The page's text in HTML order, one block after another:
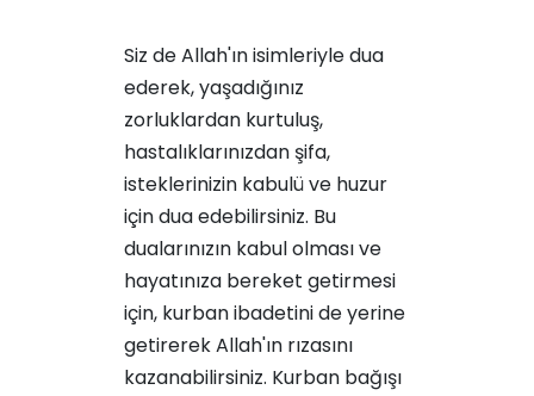
Siz de Allah'ın isimleriyle dua
ederek, yaşadığınız
zorluklardan kurtuluş,
hastalıklarınızdan şifa,
isteklerinizin kabulü ve huzur
için dua edebilirsiniz. Bu
dualarınızın kabul olması ve
hayatınıza bereket getirmesi
için, kurban ibadetini de yerine
getirerek Allah'ın rızasını
kazanabilirsiniz. Kurban bağışı